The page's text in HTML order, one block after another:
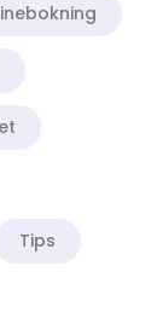
Tips